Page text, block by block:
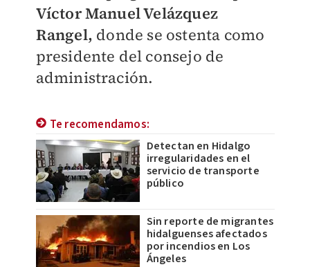
Víctor Manuel Velázquez
Rangel, donde se ostenta como
presidente del consejo de
administración.
Te recomendamos:
Detectan en Hidalgo
irregularidades en el
servicio de transporte
público
Sin reporte de migrantes
hidalguenses afectados
por incendios en Los
Ángeles